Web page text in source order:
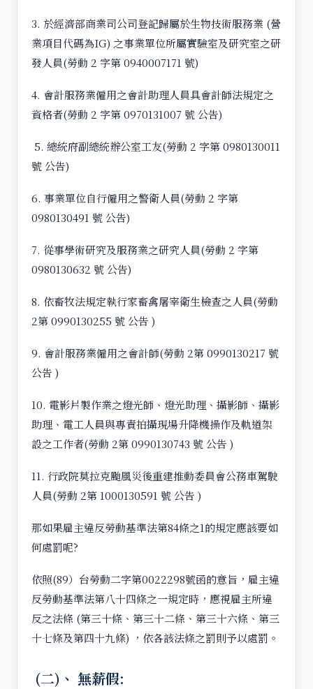
3. 於經濟部商業司公司登記歸屬於生物技術服務業 (營
業項目代碼為IG) 之事業單位所屬實驗室及研究室之研
發人員(勞動 2 字第 0940007171 號)
4. 會計服務業僱用之會計助理人員具會計師法規定之
資格者(勞動 2 字第 0970131007 號 公告)
5. 總統府副總統辦公室工友(勞動 2 字第 0980130011
號 公告)
6. 事業單位自行僱用之警衛人員(勞動 2 字第
0980130491 號 公告)
7. 從事學術研究及服務業之研究人員(勞動 2 字第
0980130632 號 公告)
8. 依畜牧法規定執行家畜禽屠宰衛生檢查之人員(勞動
2第 0990130255 號 公告 )
9. 會計服務業僱用之會計師(勞動 2第 0990130217 號
公告 )
10. 電影片製作業之燈光師、燈光助理、攝影師、攝影
助理、電工人員與專責拍攝現場升降機操作及軌道架
設之工作者(勞動 2第 0990130743 號 公告 )
11. 行政院莫拉克颱風災後重建推動委員會公務車駕駛
人員(勞動 2第 1000130591 號 公告 )
那如果雇主違反勞動基準法第84條之1的規定應該要如
何處罰呢?
依照(89）台勞動二字第0022298號函的意旨，雇主違
反勞動基準法第八十四條之一規定時，應視雇主所違
反之法條 (第三十條、第三十二條、第三十六條、第三
十七條及第四十九條) ，依各該法條之罰則予以處罰。
(二)、 無薪假: